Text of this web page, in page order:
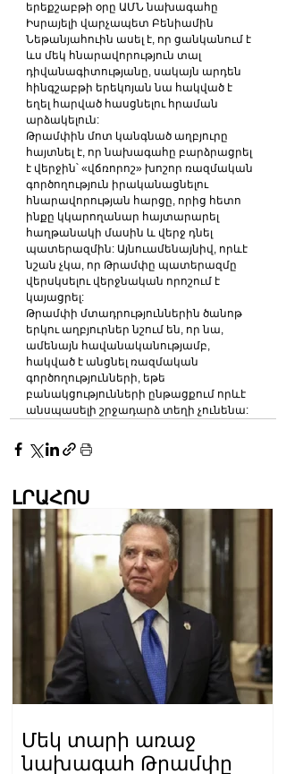
երեքշաբթի օրը ԱՄՆ նախագահը
Իսրայելի վարչապետ Բենիամին
Նեթանյահուին ասել է, որ ցանկանում է
ևս մեկ հնարավորություն տալ
դիվանագիտությանը, սակայն արդեն
հինգշաբթի երեկոյան նա հակված է
եղել հարված հասցնելու հրաման
արձակելուն:
Թրամփին մոտ կանգնած աղբյուրը
հայտնել է, որ նախագահը բարձրացրել
է վերջին՝ «վճռորոշ» խոշոր ռազմական
գործողություն իրականացնելու
հնարավորության հարցը, որից հետո
ինքը կկարողանար հայտարարել
հաղթանակի մասին և վերջ դնել
պատերազմին: Այնուամենայնիվ, որևէ
նշան չկա, որ Թրամփը պատերազմը
վերսկսելու վերջնական որոշում է
կայացրել:
Թրամփի մտադրություններին ծանոթ
երկու աղբյուրներ նշում են, որ նա,
ամենայն հավանականությամբ,
հակված է անցնել ռազմական
գործողությունների, եթե
բանակցությունների ընթացքում որևէ
անսպասելի շրջադարձ տեղի չունենա:
ԼՐԱՀՈՍ
Մեկ տարի առաջ
նախագահ Թրամփը